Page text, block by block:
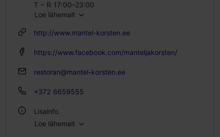
T – R 17:00–23:00
L 15:00–23:00
Loe lähemalt
http://www.mantel-korsten.ee
https://www.facebook.com/manteljakorsten/
restoran@mantel-korsten.ee
+372 6659555
Lisainfo
Loe lähemalt